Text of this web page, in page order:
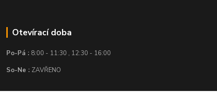
Otevírací doba
Po-Pá : 8:00 - 11:30 , 12:30 - 16:00
So-Ne : ZAVŘENO